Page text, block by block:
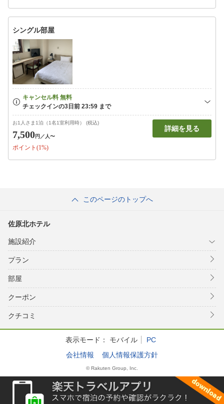
シングル部屋
お1人さま1泊（1名1室利用時） (税込)
7,500円 ／人〜
ポイント(1%)
詳細を見る
このページのトップへ
佐原北ホテル
施設紹介
プラン
部屋
クーポン
クチコミ
表示モード： モバイル
PC
会社情報
個人情報保護方針
© Rakuten Group, Inc.